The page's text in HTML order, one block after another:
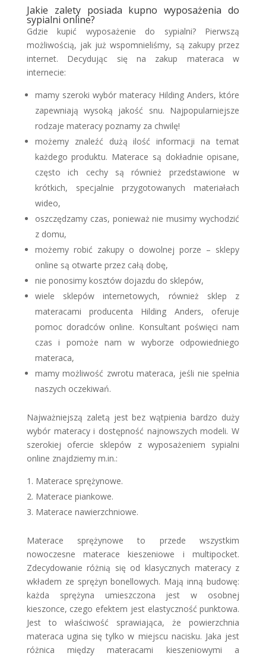
Jakie zalety posiada kupno wyposażenia do
sypialni online?
Gdzie kupić wyposażenie do sypialni? Pierwszą
możliwością, jak już wspomnieliśmy, są zakupy przez
internet. Decydując się na zakup materaca w
internecie:
mamy szeroki wybór materacy Hilding Anders, które
zapewniają wysoką jakość snu. Najpopularniejsze
rodzaje materacy poznamy za chwilę!
możemy znaleźć dużą ilość informacji na temat
każdego produktu. Materace są dokładnie opisane,
często ich cechy są również przedstawione w
krótkich, specjalnie przygotowanych materiałach
wideo,
oszczędzamy czas, ponieważ nie musimy wychodzić
z domu,
możemy robić zakupy o dowolnej porze – sklepy
online są otwarte przez całą dobę,
nie ponosimy kosztów dojazdu do sklepów,
wiele sklepów internetowych, również sklep z
materacami producenta Hilding Anders, oferuje
pomoc doradców online. Konsultant poświęci nam
czas i pomoże nam w wyborze odpowiedniego
materaca,
mamy możliwość zwrotu materaca, jeśli nie spełnia
naszych oczekiwań.
Najważniejszą zaletą jest bez wątpienia bardzo duży
wybór materacy i dostępność najnowszych modeli. W
szerokiej ofercie sklepów z wyposażeniem sypialni
online znajdziemy m.in.:
Materace sprężynowe.
Materace piankowe.
Materace nawierzchniowe.
Materace sprężynowe to przede wszystkim
nowoczesne materace kieszeniowe i multipocket.
Zdecydowanie różnią się od klasycznych materacy z
wkładem ze sprężyn bonellowych. Mają inną budowę:
każda sprężyna umieszczona jest w osobnej
kieszonce, czego efektem jest elastyczność punktowa.
Jest to właściwość sprawiająca, że powierzchnia
materaca ugina się tylko w miejscu nacisku. Jaka jest
różnica między materacami kieszeniowymi a